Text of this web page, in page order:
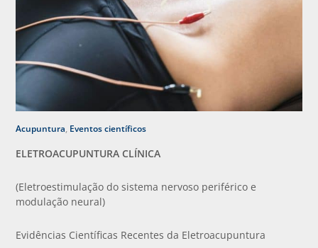
Acupuntura, Eventos científicos
ELETROACUPUNTURA CLÍNICA
(Eletroestimulação do sistema nervoso periférico e
modulação neural)
Evidências Científicas Recentes da Eletroacupuntura